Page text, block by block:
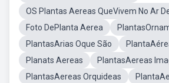
OS Plantas Aereas QueVivem No Ar
Foto DePlanta Aerea
PlantasArias Oque São
Planats Aereas
PlantasAereas
PlantasAereas Orquideas